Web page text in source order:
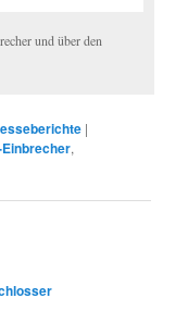
und über den
|
,